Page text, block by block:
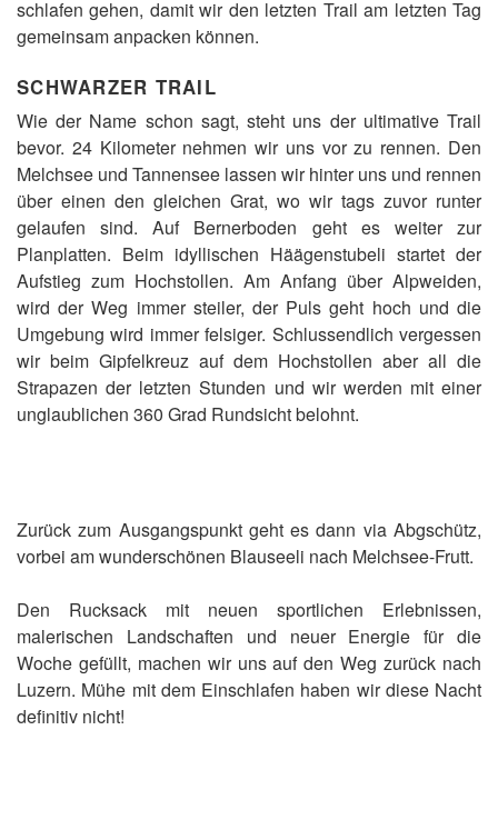
schlafen gehen, damit wir den letzten Trail am letzten Tag
gemeinsam anpacken können.
SCHWARZER TRAIL
Wie der Name schon sagt, steht uns der ultimative Trail
bevor. 24 Kilometer nehmen wir uns vor zu rennen. Den
Melchsee und Tannensee lassen wir hinter uns und rennen
über einen den gleichen Grat, wo wir tags zuvor runter
gelaufen sind. Auf Bernerboden geht es weiter zur
Planplatten. Beim idyllischen Häägenstubeli startet der
Aufstieg zum Hochstollen. Am Anfang über Alpweiden,
wird der Weg immer steiler, der Puls geht hoch und die
Umgebung wird immer felsiger. Schlussendlich vergessen
wir beim Gipfelkreuz auf dem Hochstollen aber all die
Strapazen der letzten Stunden und wir werden mit einer
unglaublichen 360 Grad Rundsicht belohnt.
Zurück zum Ausgangspunkt geht es dann via Abgschütz,
vorbei am wunderschönen Blauseeli nach Melchsee-Frutt.
Den Rucksack mit neuen sportlichen Erlebnissen,
malerischen Landschaften und neuer Energie für die
Woche gefüllt, machen wir uns auf den Weg zurück nach
Luzern. Mühe mit dem Einschlafen haben wir diese Nacht
definitiv nicht!